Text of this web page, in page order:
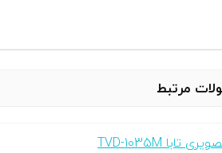
مرتبط